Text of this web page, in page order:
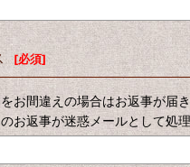
[必須]
お間違えの場合はお返事が届
お返事が迷惑メールとして処